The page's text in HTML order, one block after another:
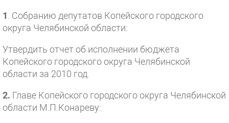
1 . Собранию депутатов Копейского городского
округа Челябинской области:
Утвердить отчет об исполнении бюджета
Копейского городского округа Челябинской
области за 2010 год.
2. Главе Копейского городского округа Челябинской
области М.П.Конареву: